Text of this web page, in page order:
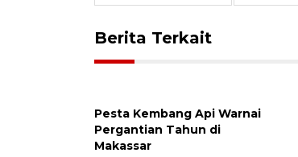
Berita Terkait
Pesta Kembang Api Warnai
Pergantian Tahun di
Makassar